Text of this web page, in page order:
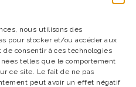
nous utilisons des
pour stocker et/ou accéder aux
consentir à ces technologies
telles que le comportement
ce site. Le fait de ne pas
peut avoir un effet négatif
50 05
detournes.fr